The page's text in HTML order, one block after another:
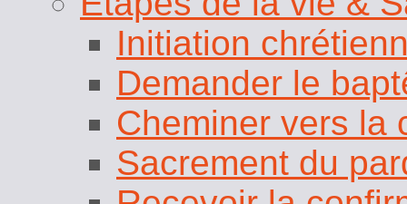
Initiation
Demander le
Cheminer vers la
Sacrement du